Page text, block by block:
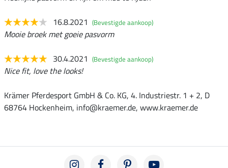
16.8.2021 (Bevestigde aankoop)
Mooie broek met goeie pasvorm
30.4.2021 (Bevestigde aankoop)
Nice fit, love the looks!
Krämer Pferdesport GmbH & Co. KG, 4. Industriestr. 1 + 2, D
68764 Hockenheim, info@kraemer.de, www.kraemer.de